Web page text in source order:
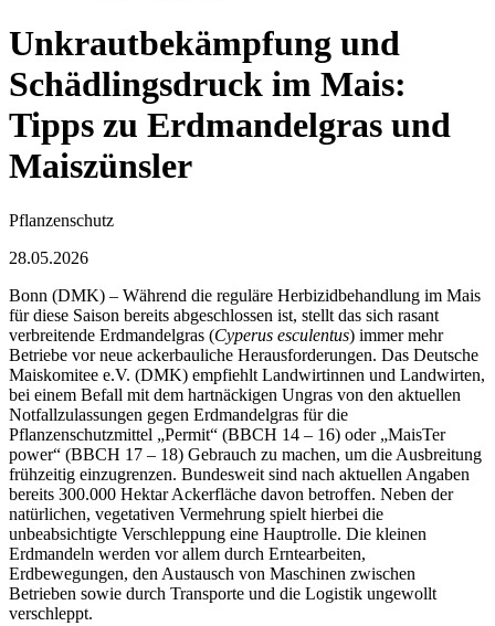
Unkrautbekämpfung und
Schädlingsdruck im Mais:
Tipps zu Erdmandelgras und
Maiszünsler
Pflanzenschutz
28.05.2026
Bonn (DMK) – Während die reguläre Herbizidbehandlung im Mais
für diese Saison bereits abgeschlossen ist, stellt das sich rasant
verbreitende Erdmandelgras (Cyperus esculentus) immer mehr
Betriebe vor neue ackerbauliche Herausforderungen. Das Deutsche
Maiskomitee e.V. (DMK) empfiehlt Landwirtinnen und Landwirten,
bei einem Befall mit dem hartnäckigen Ungras von den aktuellen
Notfallzulassungen gegen Erdmandelgras für die
Pflanzenschutzmittel „Permit“ (BBCH 14 – 16) oder „MaisTer
power“ (BBCH 17 – 18) Gebrauch zu machen, um die Ausbreitung
frühzeitig einzugrenzen. Bundesweit sind nach aktuellen Angaben
bereits 300.000 Hektar Ackerfläche davon betroffen. Neben der
natürlichen, vegetativen Vermehrung spielt hierbei die
unbeabsichtigte Verschleppung eine Hauptrolle. Die kleinen
Erdmandeln werden vor allem durch Erntearbeiten,
Erdbewegungen, den Austausch von Maschinen zwischen
Betrieben sowie durch Transporte und die Logistik ungewollt
verschleppt.